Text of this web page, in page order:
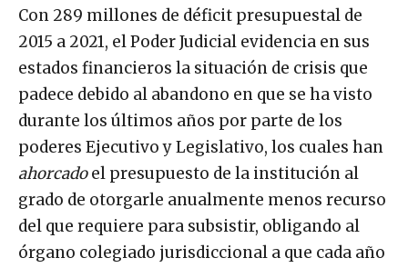
Con 289 millones de déficit presupuestal de
2015 a 2021, el Poder Judicial evidencia en sus
estados financieros la situación de crisis que
padece debido al abandono en que se ha visto
durante los últimos años por parte de los
poderes Ejecutivo y Legislativo, los cuales han
ahorcadoel presupuesto de la institución al
grado de otorgarle anualmente menos recurso
del que requiere para subsistir, obligando al
órgano colegiado jurisdiccional a que cada año